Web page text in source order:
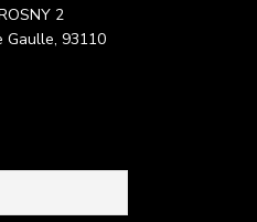
2
Gaulle, 93110